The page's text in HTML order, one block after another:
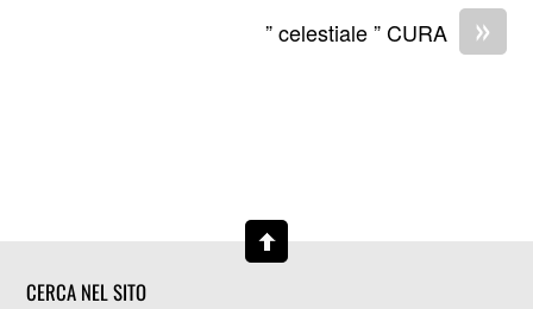
»
” celestiale ” CURA
CERCA NEL SITO